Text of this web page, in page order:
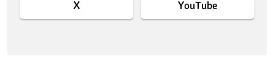
X YouTube